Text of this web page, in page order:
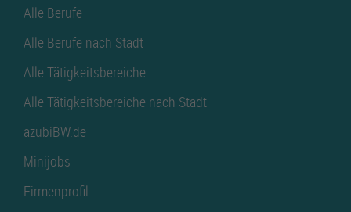
Alle Berufe
Alle Berufe nach Stadt
Alle Tätigkeitsbereiche
Alle Tätigkeitsbereiche nach Stadt
azubiBW.de
Minijobs
Firmenprofil